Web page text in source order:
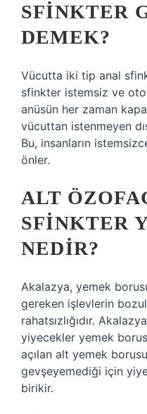
SFINKTER
DEMEK?
Vücutta iki tip anal
sfinkter istemsiz ve
anüsün her zaman
vücuttan istenmeyen
Bu, insanların
önler.
ALT
SFINKTER
NEDIR?
Akalazya, yemek
gereken işlevlerin
rahatsızlığıdır.
yiyecekler yemek
açılan alt yemek
gevşeyemediği için
birikir.